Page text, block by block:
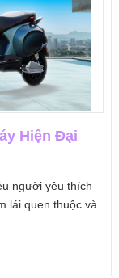
Hiện Đại
người yêu thích
lái quen thuộc và